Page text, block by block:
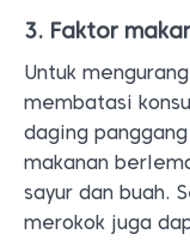
3. Faktor
Untuk
membatasi
daging
makanan
sayur dan buah.
merokok juga